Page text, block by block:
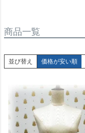
商品一覧
並び替え 価格が安い順